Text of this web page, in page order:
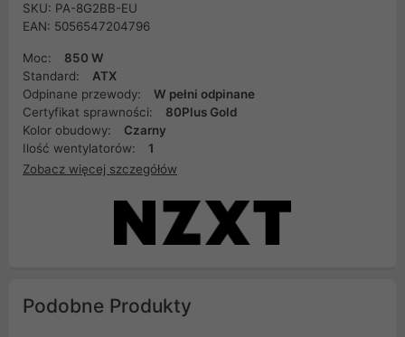
SKU: PA-8G2BB-EU
EAN: 5056547204796
Moc:
850 W
Standard:
ATX
Odpinane przewody:
W pełni odpinane
Certyfikat sprawności:
80Plus Gold
Kolor obudowy:
Czarny
Ilość wentylatorów:
1
Zobacz więcej szczegółów
Podobne Produkty